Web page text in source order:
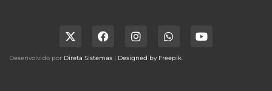
Desenvolvido por Direta Sistemas | Designed by Freepik.